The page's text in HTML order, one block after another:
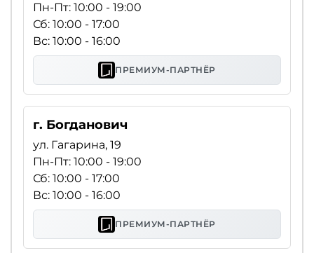
Пн-Пт: 10:00 - 19:00
Сб: 10:00 - 17:00
Вс: 10:00 - 16:00
ПРЕМИУМ-ПАРТНЁР
г. Богданович
ул. Гагарина, 19
Пн-Пт: 10:00 - 19:00
Сб: 10:00 - 17:00
Вс: 10:00 - 16:00
ПРЕМИУМ-ПАРТНЁР